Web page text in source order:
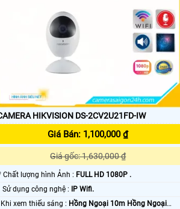
HIKVISION DS-2CV2U21FD-IW
Giá Bán: 1,100,000 ₫
Giá gốc: 1,630,000 ₫
💯 Chất lượng hình Ảnh : FULL HD 1080P .
⚛️ Sử dụng công nghệ :
IP Wifi.
⭐ Khi xem thiếu sáng : Hồng Ngoại 10m Hồng Ngoại